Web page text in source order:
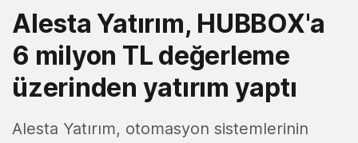
Alesta Yatırım, HUBBOX'a
6 milyon TL değerleme
üzerinden yatırım yaptı
Alesta Yatırım, otomasyon sistemlerinin